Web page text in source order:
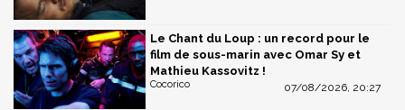
Le Chant du Loup : un record pour le
film de sous-marin avec Omar Sy et
Mathieu Kassovitz !
07/08/2026, 20:27
Cocorico